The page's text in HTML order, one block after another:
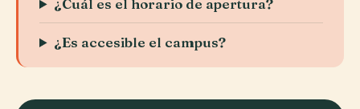
¿Cuál es el horario de apertura?
¿Es accesible el campus?